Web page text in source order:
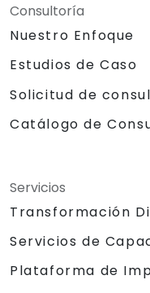
Consultoría
Nuestro Enfoque
Estudios de Caso
Solicitud de
Catálogo de
Servicios
Transformación
Servicios de
Plataforma de